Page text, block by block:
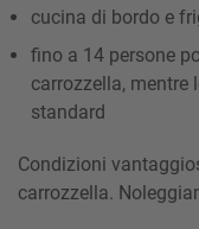
cucina di bordo e
fino a 14 persone
carrozzella, mentre
standard
Condizioni
carrozzella.